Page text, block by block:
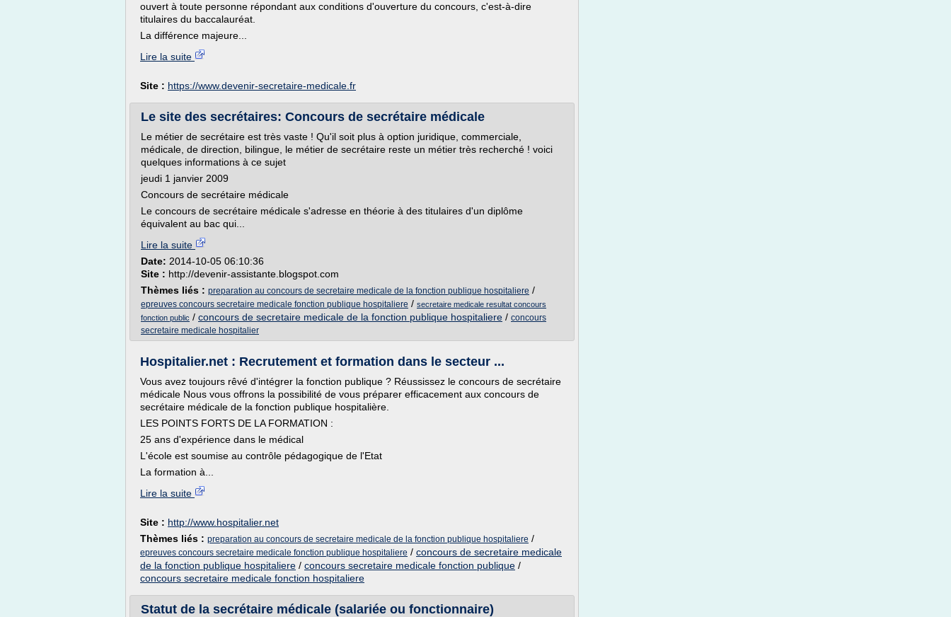
ouvert à toute personne répondant aux conditions d'ouverture du concours, c'est-à-dire
titulaires du baccalauréat.
La différence majeure...
Lire la suite
Site : https://www.devenir-secretaire-medicale.fr
Le site des secrétaires: Concours de secrétaire médicale
Le métier de secrétaire est très vaste ! Qu'il soit plus à option juridique, commerciale,
médicale, de direction, bilingue, le métier de secrétaire reste un métier très recherché ! voici
quelques informations à ce sujet
jeudi 1 janvier 2009
Concours de secrétaire médicale
Le concours de secrétaire médicale s'adresse en théorie à des titulaires d'un diplôme
équivalent au bac qui...
Lire la suite
Date: 2014-10-05 06:10:36
Site : http://devenir-assistante.blogspot.com
Thèmes liés : preparation au concours de secretaire medicale de la fonction publique hospitaliere /
epreuves concours secretaire medicale fonction publique hospitaliere / secretaire medicale resultat concours
fonction public / concours de secretaire medicale de la fonction publique hospitaliere / concours
secretaire medicale hospitalier
Hospitalier.net : Recrutement et formation dans le secteur ...
Vous avez toujours rêvé d'intégrer la fonction publique ? Réussissez le concours de secrétaire
médicale Nous vous offrons la possibilité de vous préparer efficacement aux concours de
secrétaire médicale de la fonction publique hospitalière.
LES POINTS FORTS DE LA FORMATION :
25 ans d'expérience dans le médical
L'école est soumise au contrôle pédagogique de l'Etat
La formation à...
Lire la suite
Site : http://www.hospitalier.net
Thèmes liés : preparation au concours de secretaire medicale de la fonction publique hospitaliere /
epreuves concours secretaire medicale fonction publique hospitaliere / concours de secretaire medicale
de la fonction publique hospitaliere / concours secretaire medicale fonction publique /
concours secretaire medicale fonction hospitaliere
Statut de la secrétaire médicale (salariée ou fonctionnaire)